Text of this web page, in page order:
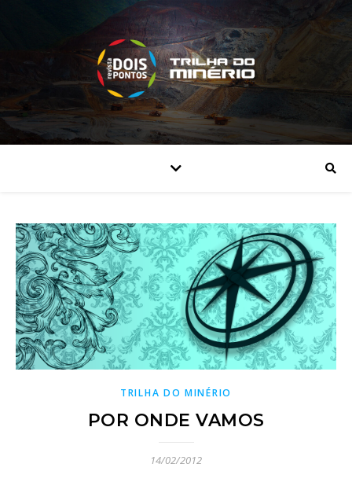
TRILHA DO MINÉRIO
POR ONDE VAMOS
14/02/2012